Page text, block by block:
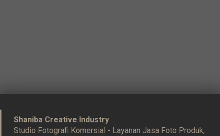
Shaniba Creative Industry
Studio Fotografi Komersial - Layanan Jasa Foto Produk,